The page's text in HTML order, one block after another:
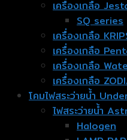
เครื่องเกลือ
SQ series
เครื่องเกลือ
เครื่องเกลือ
เครื่องเกลือ
เครื่องเกลือ
โคมไฟสระว่ายน้ำ
ไฟสระว่ายน้ำ
Halogen